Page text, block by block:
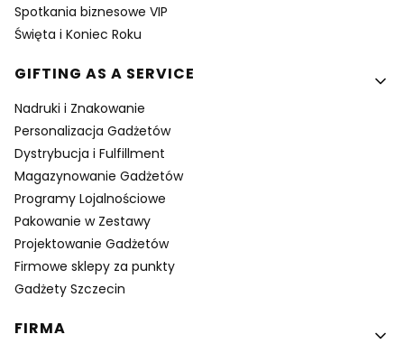
Spotkania biznesowe VIP
Święta i Koniec Roku
GIFTING AS A SERVICE
Nadruki i Znakowanie
Personalizacja Gadżetów
Dystrybucja i Fulfillment
Magazynowanie Gadżetów
Programy Lojalnościowe
Pakowanie w Zestawy
Projektowanie Gadżetów
Firmowe sklepy za punkty
Gadżety Szczecin
FIRMA